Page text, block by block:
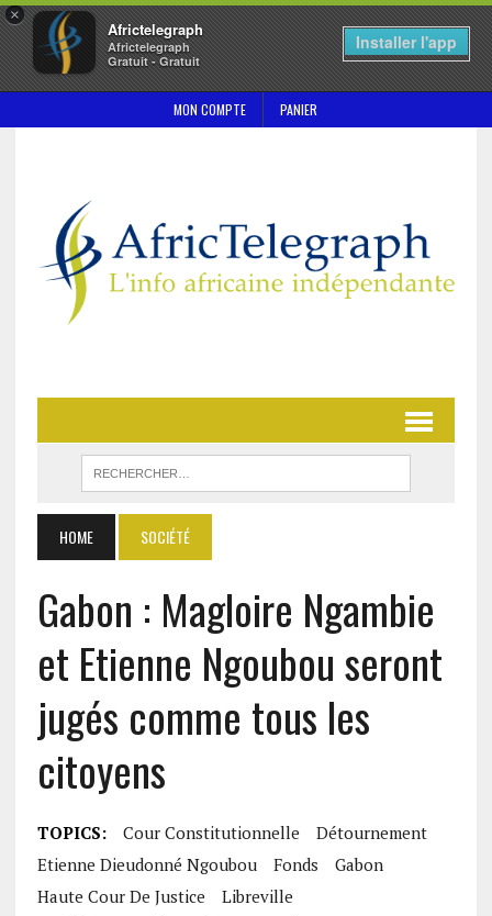
×
Africtelegraph
Africtelegraph
Gratuit - Gratuit
Installer l'app
MON COMPTE PANIER
HOME SOCIÉTÉ
Gabon : Magloire Ngambie
et Etienne Ngoubou seront
jugés comme tous les
citoyens
TOPICS: Cour Constitutionnelle
Détournement
Etienne Dieudonné Ngoubou
Fonds
Gabon
Haute Cour De Justice
Libreville